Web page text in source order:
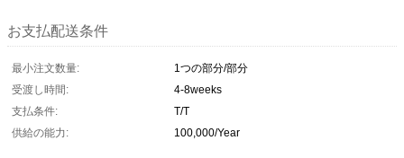
お支払配送条件
最小注文数量:
1つの部分/部分
受渡し時間:
4-8weeks
支払条件:
T/T
供給の能力:
100,000/Year